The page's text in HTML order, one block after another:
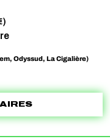
Odyssud, La Cigalière)